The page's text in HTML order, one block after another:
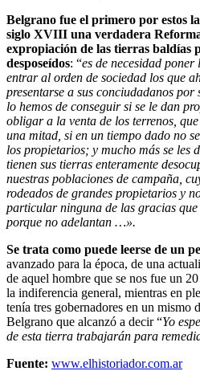
Belgrano fue el primero por estos
siglo XVIII una verdadera
expropiación de las tierras baldías
desposeídos: “es de necesidad
entrar al orden de sociedad los que
presentarse a sus conciudadanos por
lo hemos de conseguir si se le dan
obligar a la venta de los terrenos,
una mitad, si en un tiempo dado no
los propietarios; y mucho más se les
tienen sus tierras enteramente
nuestras poblaciones de campaña,
rodeados de grandes propietarios y
particular ninguna de las gracias
porque no adelantan …».
Se trata como puede leerse de un
avanzado para la época, de una
de aquel hombre que se nos fue un
la indiferencia general, mientras en
tenía tres gobernadores en un mismo
Belgrano que alcanzó a decir “Yo
de esta tierra trabajarán para
Fuente: www.elhistoriador.com.ar